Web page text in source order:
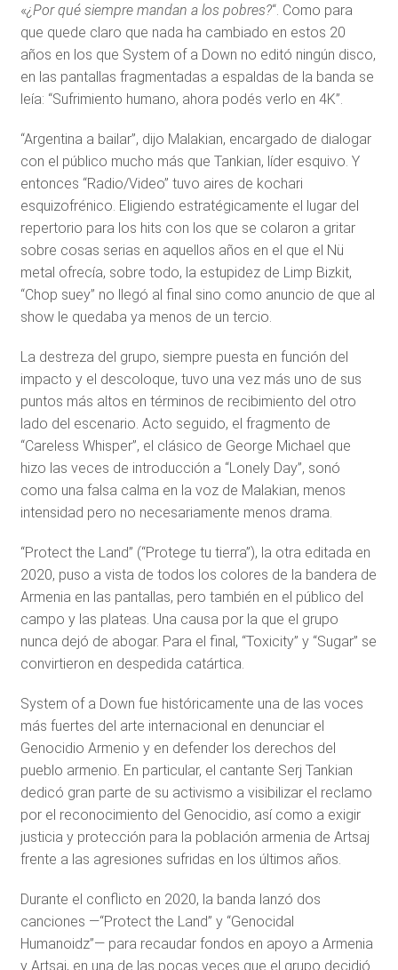
«¿Por qué siempre mandan a los pobres?“. Como para
que quede claro que nada ha cambiado en estos 20
años en los que System of a Down no editó ningún disco,
en las pantallas fragmentadas a espaldas de la banda se
leía: “Sufrimiento humano, ahora podés verlo en 4K”.
“Argentina a bailar”, dijo Malakian, encargado de dialogar
con el público mucho más que Tankian, líder esquivo. Y
entonces “Radio/Video” tuvo aires de kochari
esquizofrénico. Eligiendo estratégicamente el lugar del
repertorio para los hits con los que se colaron a gritar
sobre cosas serias en aquellos años en el que el Nü
metal ofrecía, sobre todo, la estupidez de Limp Bizkit,
“Chop suey” no llegó al final sino como anuncio de que al
show le quedaba ya menos de un tercio.
La destreza del grupo, siempre puesta en función del
impacto y el descoloque, tuvo una vez más uno de sus
puntos más altos en términos de recibimiento del otro
lado del escenario. Acto seguido, el fragmento de
“Careless Whisper”, el clásico de George Michael que
hizo las veces de introducción a “Lonely Day”, sonó
como una falsa calma en la voz de Malakian, menos
intensidad pero no necesariamente menos drama.
“Protect the Land” (“Protege tu tierra”), la otra editada en
2020, puso a vista de todos los colores de la bandera de
Armenia en las pantallas, pero también en el público del
campo y las plateas. Una causa por la que el grupo
nunca dejó de abogar. Para el final, “Toxicity” y “Sugar” se
convirtieron en despedida catártica.
System of a Down fue históricamente una de las voces
más fuertes del arte internacional en denunciar el
Genocidio Armenio y en defender los derechos del
pueblo armenio. En particular, el cantante Serj Tankian
dedicó gran parte de su activismo a visibilizar el reclamo
por el reconocimiento del Genocidio, así como a exigir
justicia y protección para la población armenia de Artsaj
frente a las agresiones sufridas en los últimos años.
Durante el conflicto en 2020, la banda lanzó dos
canciones —“Protect the Land” y “Genocidal
Humanoidz”— para recaudar fondos en apoyo a Armenia
y Artsaj, en una de las pocas veces que el grupo decidió